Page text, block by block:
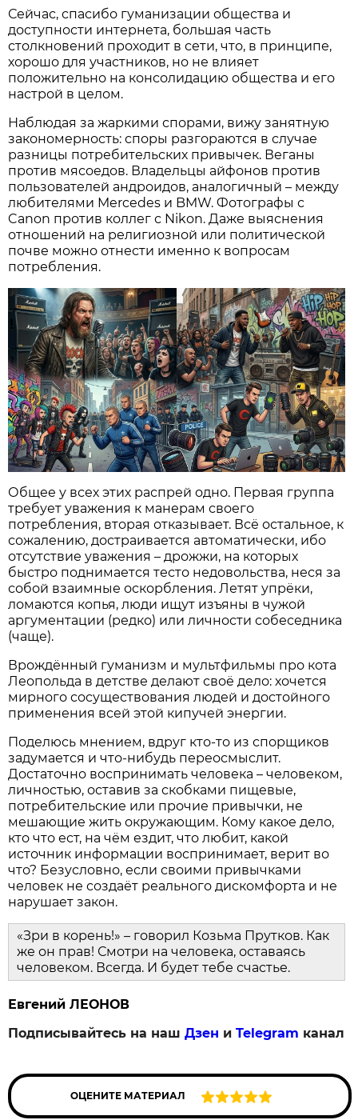
Сейчас, спасибо гуманизации общества и
доступности интернета, большая часть
столкновений проходит в сети, что, в принципе,
хорошо для участников, но не влияет
положительно на консолидацию общества и его
настрой в целом.
Наблюдая за жаркими спорами, вижу занятную
закономерность: споры разгораются в случае
разницы потребительских привычек. Веганы
против мясоедов. Владельцы айфонов против
пользователей андроидов, аналогичный – между
любителями Mercedes и BMW. Фотографы с
Canon против коллег с Nikon. Даже выяснения
отношений на религиозной или политической
почве можно отнести именно к вопросам
потребления.
Общее у всех этих распрей одно. Первая группа
требует уважения к манерам своего
потребления, вторая отказывает. Всё остальное, к
сожалению, достраивается автоматически, ибо
отсутствие уважения – дрожжи, на которых
быстро поднимается тесто недовольства, неся за
собой взаимные оскорбления. Летят упрёки,
ломаются копья, люди ищут изъяны в чужой
аргументации (редко) или личности собеседника
(чаще).
Врождённый гуманизм и мультфильмы про кота
Леопольда в детстве делают своё дело: хочется
мирного сосуществования людей и достойного
применения всей этой кипучей энергии.
Поделюсь мнением, вдруг кто-то из спорщиков
задумается и что-нибудь переосмыслит.
Достаточно воспринимать человека – человеком,
личностью, оставив за скобками пищевые,
потребительские или прочие привычки, не
мешающие жить окружающим. Кому какое дело,
кто что ест, на чём ездит, что любит, какой
источник информации воспринимает, верит во
что? Безусловно, если своими привычками
человек не создаёт реального дискомфорта и не
нарушает закон.
«Зри в корень!» – говорил Козьма Прутков. Как
же он прав! Смотри на человека, оставаясь
человеком. Всегда. И будет тебе счастье.
Евгений ЛЕОНОВ
Подписывайтесь на нашДзен иTelegram канал
ОЦЕНИТЕ МАТЕРИАЛ